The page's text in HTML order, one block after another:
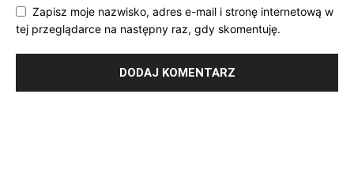
Zapisz moje nazwisko, adres e-mail i stronę internetową w
tej przeglądarce na następny raz, gdy skomentuję.